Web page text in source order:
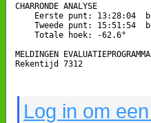
CHARRONDE ANALYSE
Eerste punt: 13:28:04
Tweede punt: 15:51:54
    Totale hoek: -62.6°
MELDINGEN EVALUATIEPROGRAMMA
Rekentijd 7312
Log in om